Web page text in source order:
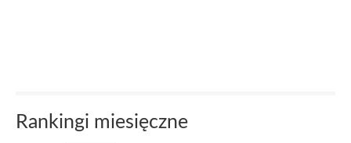
Rankingi miesięczne